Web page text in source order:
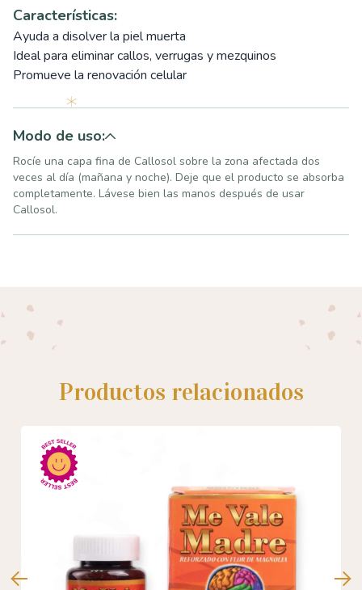
Características:
Ayuda a disolver la piel muerta
Ideal para eliminar callos, verrugas y mezquinos
Promueve la renovación celular
Modo de uso:
Rocíe una capa fina de Callosol sobre la zona afectada dos
veces al día (mañana y noche). Deje que el producto se absorba
completamente. Lávese bien las manos después de usar
Callosol.
Productos relacionados